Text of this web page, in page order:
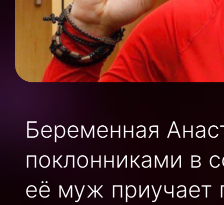
Беременная
поклонниками в
её муж приучает